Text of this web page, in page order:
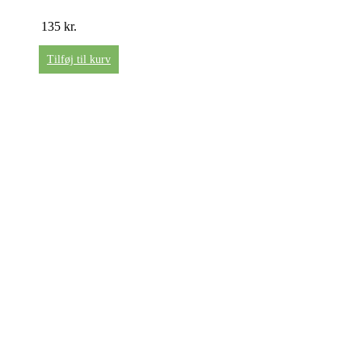
135 kr.
Tilføj til kurv